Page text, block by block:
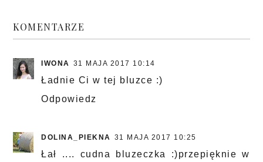
KOMENTARZE
IWONA 31 MAJA 2017 10:14
Ładnie Ci w tej bluzce :)
Odpowiedz
DOLINA_PIEKNA 31 MAJA 2017 10:25
Łał .... cudna bluzeczka :)przepięknie w